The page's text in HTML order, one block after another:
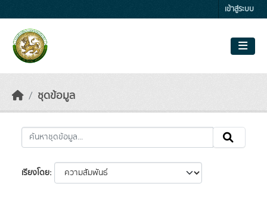
เข้าสู่ระบบ
ชุดข้อมูล
เรียงโดย